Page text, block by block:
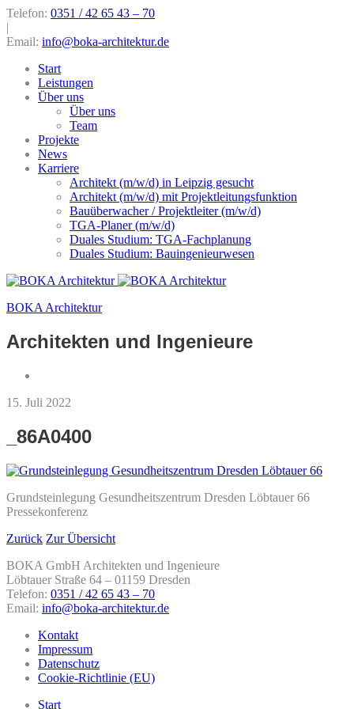
Telefon: 0351 / 42 65 43 – 70
|
Email: info@boka-architektur.de
Start
Leistungen
Über uns
Über uns
Team
Projekte
News
Karriere
Architekt (m/w/d) in Leipzig gesucht
Architekt (m/w/d) mit Projektleitungsfunktion
Bauüberwacher / Projektleiter (m/w/d)
TGA-Planer (m/w/d)
Duales Studium: TGA-Fachplanung
Duales Studium: Bauingenieurwesen
BOKA Architektur
Architekten und Ingenieure
15. Juli 2022
_86A0400
Grundsteinlegung Gesundheitszentrum Dresden Löbtauer 66
Pressekonferenz
Zurück Zur Übersicht
BOKA GmbH Architekten und Ingenieure
Löbtauer Straße 64 – 01159 Dresden
Telefon: 0351 / 42 65 43 – 70
Email: info@boka-architektur.de
Kontakt
Impressum
Datenschutz
Cookie-Richtlinie (EU)
Start